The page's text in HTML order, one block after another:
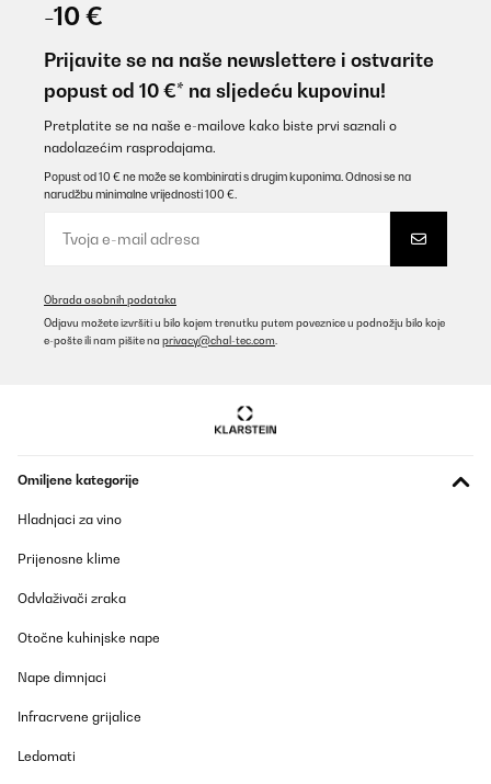
Utilisateur d'Amazon
POTVRĐENI PREGLED
P e r f e t t o
Durch die Hitze von 800 Grad hat man innerhalb von 2 - 3
Kerntemperatur fertig gegart.Sehr gut ist, dass die Hitze von
und nicht brennt wie es bei Unterhitze passiert. Das Gerät ist
widerspricht sich in verschiedenen Punkten und sollte auf jeden
Preis ein prima Gerät.
-10 €
Prijavite se na naše newslettere i ostvarite
popust od 10 €* na sljedeću kupovinu!
Pretplatite se na naše e-mailove kako biste prvi saznali o
nadolazećim rasprodajama.
Popust od 10 € ne može se kombinirati s drugim kuponima. Odnosi se na
narudžbu minimalne vrijednosti 100 €.
Obrada osobnih podataka
Odjavu možete izvršiti u bilo kojem trenutku putem poveznice u podnožju bilo koje
e-pošte ili nam pišite na privacy@chal-tec.com
Omiljene kategorije
Hladnjaci za vino
Prijenosne klime
Odvlaživači zraka
Otočne kuhinjske nape
Nape dimnjaci
Infracrvene grijalice
Ledomati